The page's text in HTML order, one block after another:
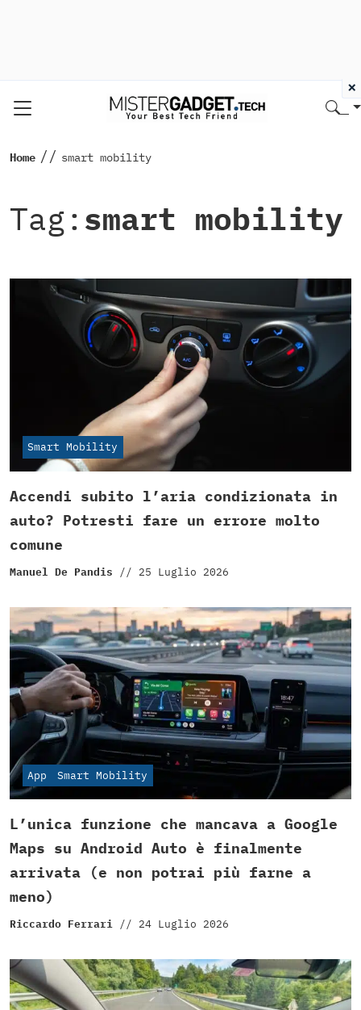
Home // smart mobility
Tag: smart mobility
Smart Mobility
Accendi subito l’aria condizionata in
auto? Potresti fare un errore molto
comune
Manuel De Pandis // 25 Luglio 2026
App Smart Mobility
L’unica funzione che mancava a Google
Maps su Android Auto è finalmente
arrivata (e non potrai più farne a
meno)
Riccardo Ferrari // 24 Luglio 2026
×